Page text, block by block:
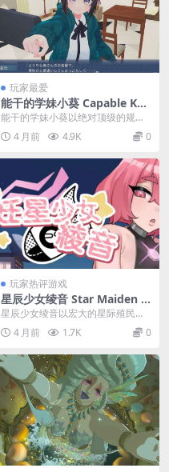
玩家最爱
能干的学妹小葵 Capable Kou
hai Aoi PC版 3D校园生活模
能干的学妹小葵以绝对顶级的规格
构建了一个鲜活的现代学园都市生
活场景，玩家将与能力...
4 月前 4.9K 0
玩家热评游戏
星辰少女绫音 Star Maiden A
yane PC版 星际策略模拟SLG
官方中文版 v1.1.0
星辰少女绫音以宏大的星际殖民叙
事为骨架，融合了深度资源管理与
角色羁绊养成的双重顶...
4 月前 1.7K 0